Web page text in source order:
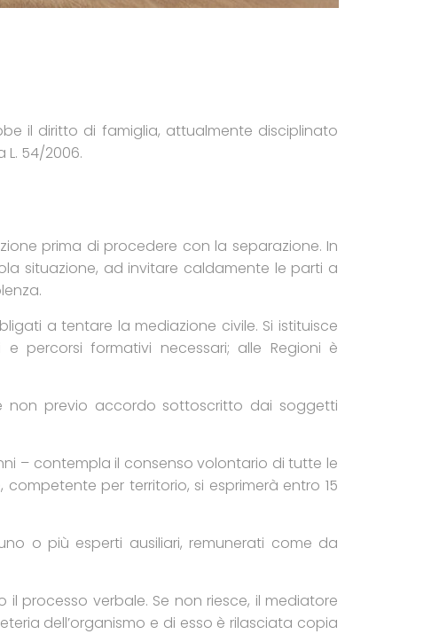
il diritto di famiglia, attualmente disciplinato
L. 54/2006.
prima di procedere con la separazione. In
situazione, ad invitare caldamente le parti a
a tentare la mediazione civile. Si istituisce
percorsi formativi necessari; alle Regioni è
non previo accordo sottoscritto dai soggetti
– contempla il consenso volontario di tutte le
per territorio, si esprimerà entro 15
o più esperti ausiliari, remunerati come da
processo verbale. Se non riesce, il mediatore
dell’organismo e di esso è rilasciata copia